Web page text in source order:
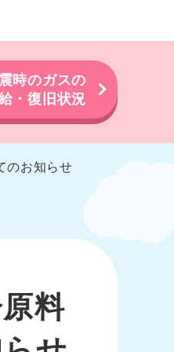
時のガスの
・復旧状況
のお知らせ
料